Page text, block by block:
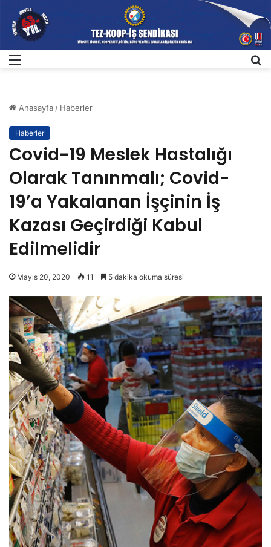
Anasayfa/ Haberler
Haberler
Covid-19 Meslek Hastalığı
Olarak Tanınmalı; Covid-
19’a Yakalanan İşçinin İş
Kazası Geçirdiği Kabul
Edilmelidir
Mayıs 20, 2020 11 5 dakika okuma süresi